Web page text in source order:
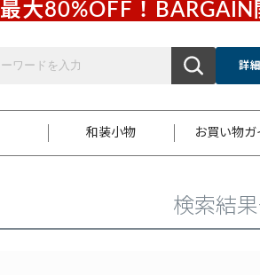
最大80%OFF！
詳
和装小物 お買い物ガ
お支払いについて
はじめてのお着物ガイド サ
新規会員登録
着物知識 スタ
検索結